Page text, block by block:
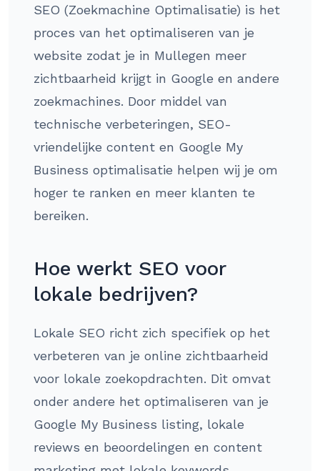
SEO (Zoekmachine Optimalisatie) is het
proces van het optimaliseren van je
website zodat je in Mullegen meer
zichtbaarheid krijgt in Google en andere
zoekmachines. Door middel van
technische verbeteringen, SEO-
vriendelijke content en Google My
Business optimalisatie helpen wij je om
hoger te ranken en meer klanten te
bereiken.
Hoe werkt SEO voor
lokale bedrijven?
Lokale SEO richt zich specifiek op het
verbeteren van je online zichtbaarheid
voor lokale zoekopdrachten. Dit omvat
onder andere het optimaliseren van je
Google My Business listing, lokale
reviews en beoordelingen en content